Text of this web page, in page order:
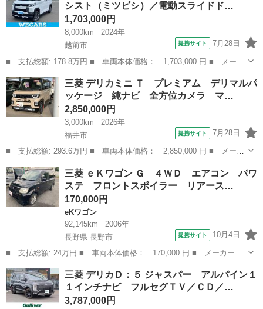
量： ...
シスト（ミツビシ）／電動スライドド…
1,703,000円
8,000km
2024年
越前市
提携サイト 7月28日
■ 支払総額: 178.8万円 ■ 車両本体価格： 1,703,000 円 ■ メーカ
ー名： 三菱 ■ 車種名： デリカミニ ■ グレード名： ４ＷＤ
Ｇ 保証書／イーアシスト（ミツビシ）／電動スライドドア／シート
ヒーター...
福井 越前市 三菱
三菱 デリカミニ Ｔ プレミアム デリマルパ
ッケージ 純ナビ 全方位カメラ マ…
2,850,000円
3,000km
2026年
福井市
提携サイト 7月28日
■ 支払総額: 293.6万円 ■ 車両本体価格： 2,850,000 円 ■ メーカ
ー名： 三菱 ■ 車種名： デリカミニ ■ グレード名： Ｔ プレ
ミアム デリマルパッケージ 純ナビ 全方位カメラ マイパイロッ
ト ■ ...
福井 福井市 三菱
三菱 ｅＫワゴン Ｇ ４ＷＤ エアコン パワ
ステ フロントスポイラー リアース…
170,000円
eKワゴン
92,145km
2006年
長野県 長野市
提携サイト 10月4日
■ 支払総額: 24万円 ■ 車両本体価格： 170,000 円 ■ メーカー
名： 三菱 ■ 車種名： ｅＫワゴン ■ グレード名： Ｇ ４Ｗ
Ｄ エアコン パワステ フロントスポイラー リアースポイラー
パワーウィンドウ ...
長野 長野市 eKワゴン
三菱 デリカＤ：５ ジャスパー アルパイン１
１インチナビ フルセグＴＶ／ＣＤ／…
3,787,000円